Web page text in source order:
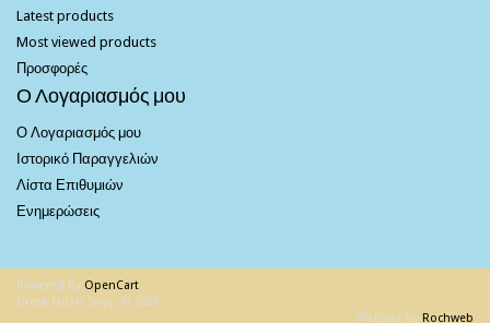
Latest products
Most viewed products
Προσφορές
Ο Λογαριασμός μου
Ο Λογαριασμός μου
Ιστορικό Παραγγελιών
Λίστα Επιθυμιών
Ενημερώσεις
Powered By OpenCart
Greek Music Shop © 2026
Website by Rochweb